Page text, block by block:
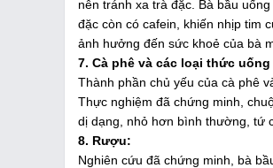
nên tránh xa trà đặc. Bà bầu
đặc còn có cafein, khiến nhịp tim
ảnh hưởng đến sức khoẻ của bà
7. Cà phê và các loại thức
Thành phần chủ yếu của cà phê
Thực nghiệm đã chứng minh,
dị dạng, nhỏ hơn bình thường, tứ
8. Rượu:
Nghiên cứu đã chứng minh, bà